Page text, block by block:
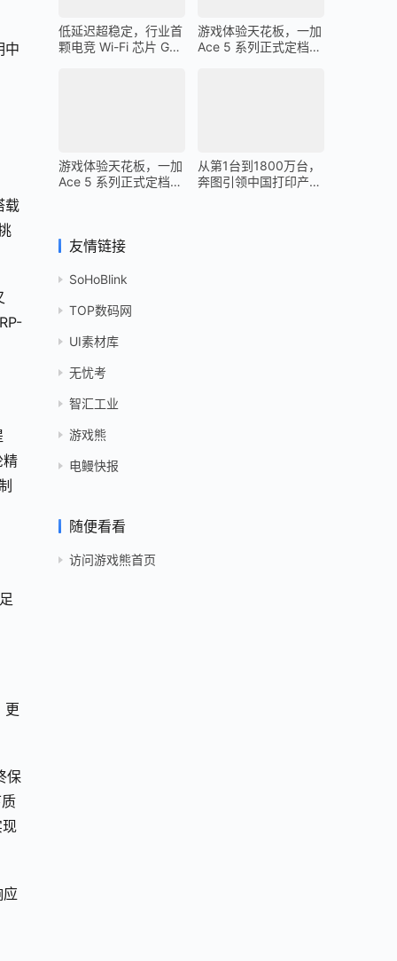
中
载
精
更
保
低延迟超稳定，行业首
颗电竞 Wi-Fi 芯片 G1
游戏体验天花板，一加
Ace 5 系列正式定档
游戏体验天花板，一加
Ace 5 系列正式定档
从第1台到1800万台，
奔图引领中国打印产业
友情链接
SoHoBlink
TOP数码网
UI素材库
无忧考
智汇工业
游戏熊
电鳗快报
随便看看
访问游戏熊首页